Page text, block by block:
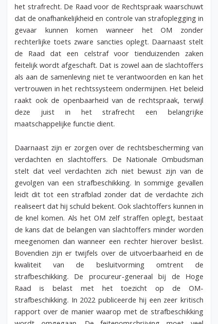
het strafrecht. De Raad voor de Rechtspraak waarschuwt
dat de onafhankelijkheid en controle van strafoplegging in
gevaar kunnen komen wanneer het OM zonder
rechterlijke toets zware sancties oplegt. Daarnaast stelt
de Raad dat een celstraf voor tienduizenden zaken
feitelijk wordt afgeschaft. Dat is zowel aan de slachtoffers
als aan de samenleving niet te verantwoorden en kan het
vertrouwen in het rechtssysteem ondermijnen. Het beleid
raakt ook de openbaarheid van de rechtspraak, terwijl
deze juist in het strafrecht een belangrijke
maatschappelijke functie dient.
Daarnaast zijn er zorgen over de rechtsbescherming van
verdachten en slachtoffers. De Nationale Ombudsman
stelt dat veel verdachten zich niet bewust zijn van de
gevolgen van een strafbeschikking. In sommige gevallen
leidt dit tot een strafblad zonder dat de verdachte zich
realiseert dat hij schuld bekent. Ook slachtoffers kunnen in
de knel komen. Als het OM zelf straffen oplegt, bestaat
de kans dat de belangen van slachtoffers minder worden
meegenomen dan wanneer een rechter hierover beslist.
Bovendien zijn er twijfels over de uitvoerbaarheid en de
kwaliteit van de besluitvorming omtrent de
strafbeschikking. De procureur-generaal bij de Hoge
Raad is belast met het toezicht op de OM-
strafbeschikking. In 2022 publiceerde hij een zeer kritisch
rapport over de manier waarop met de strafbeschikking